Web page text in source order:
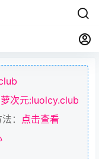
次元:luolcy.club
：
点击查看